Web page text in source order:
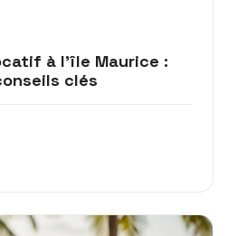
à l’île Maurice :
clés